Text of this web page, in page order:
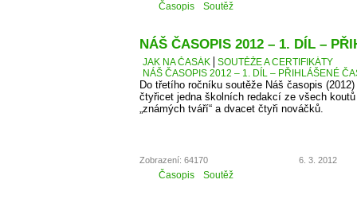
Časopis Soutěž
NÁŠ ČASOPIS 2012 – 1. DÍL –
JAK NA ČASÁK
SOUTĚŽE A CERTIFIKÁTY
NÁŠ ČASOPIS 2012 – 1. DÍL – PŘIHLÁŠENÉ
Do třetího ročníku soutěže Náš časopis
čtyřicet jedna školních redakcí ze všech
„známých tváří“ a dvacet čtyři nováčků.
Zobrazení: 64170 6. 3. 2012
Časopis Soutěž